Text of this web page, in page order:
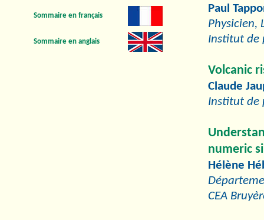
Sommaire en français
Sommaire en anglais
Paul
Physicien,
Institut de
Volcanic
Claude
Institut de
numeric
Hélène
CEA